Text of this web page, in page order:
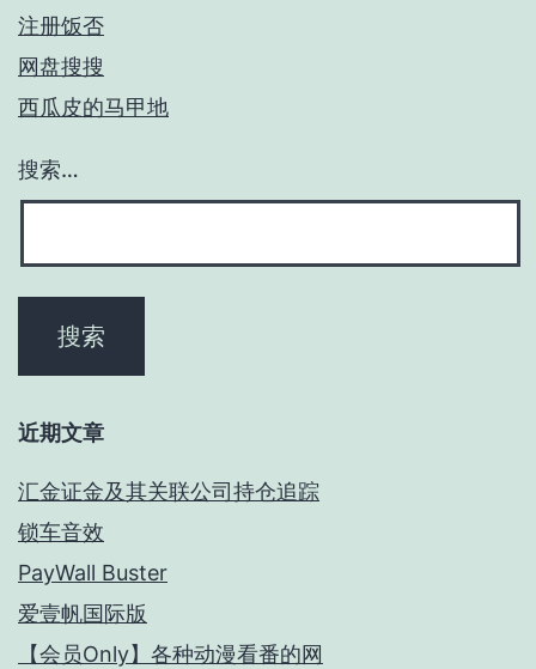
注册饭否
网盘搜搜
西瓜皮的马甲地
搜索…
近期文章
汇金证金及其关联公司持仓追踪
锁车音效
PayWall Buster
爱壹帆国际版
【会员Only】各种动漫看番的网